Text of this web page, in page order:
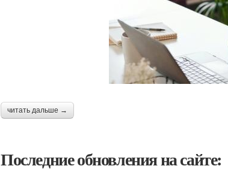
читать дальше →
Последние обновления на сайте: